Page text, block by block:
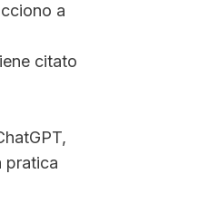
a
citato
pratica